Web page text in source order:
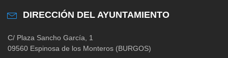
DIRECCIÓN DEL AYUNTAMIENTO
C/ Plaza Sancho García, 1
09560 Espinosa de los Monteros (BURGOS)